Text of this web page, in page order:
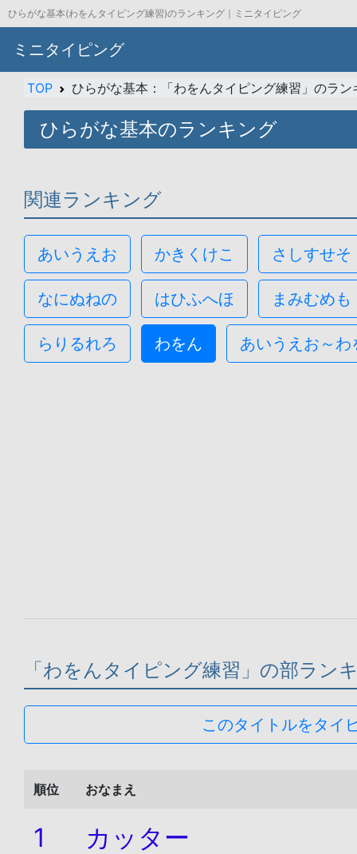
ひらがな基本(わをんタイピング練習)のランキング｜ミニタイピング
ミニタイピング
TOP ひらがな基本：「わをんタイピング練習」のラン
ひらがな基本のランキング
関連ランキング
あいうえお かきくけこ さしすせそ
なにぬねの はひふへほ まみむめも
らりるれろ わをん あいうえお～わ
「わをんタイピング練習」の部ラン
このタイトルをタイ
順位 おなまえ
1 カッター